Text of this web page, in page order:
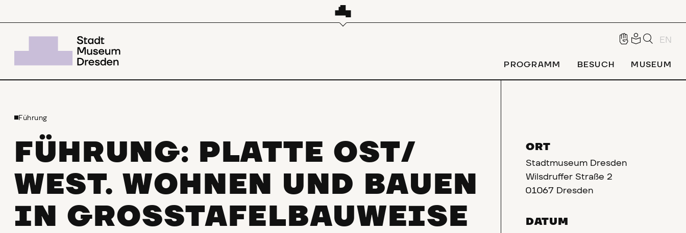
EN
PROGRAMM BESUCH MUSEUM
Führung
FÜHRUNG: PLATTE OST/
WEST. WOHNEN UND BAUEN
IN GROSSTAFELBAUWEISE
ORT
Stadtmuseum Dresden
Wilsdruffer Straße 2
01067 Dresden
DATUM